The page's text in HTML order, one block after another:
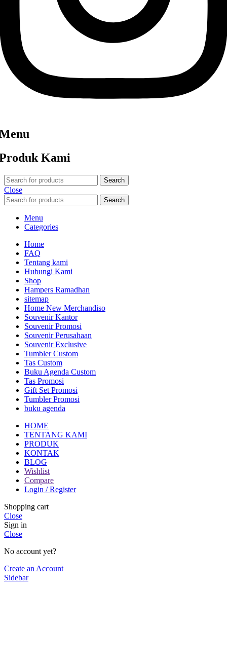
Kami
Search
Close
Search
Menu
Categories
Home
FAQ
Tentang kami
Hubungi Kami
Shop
Hampers Ramadhan
sitemap
Home New Merchandiso
Souvenir Kantor
Souvenir Promosi
Souvenir Perusahaan
Souvenir Exclusive
Tumbler Custom
Tas Custom
Buku Agenda Custom
Tas Promosi
Gift Set Promosi
Tumbler Promosi
buku agenda
HOME
TENTANG KAMI
PRODUK
KONTAK
BLOG
Wishlist
Compare
Login / Register
Shopping cart
Close
Sign in
Close
No account yet?
Create an Account
Sidebar